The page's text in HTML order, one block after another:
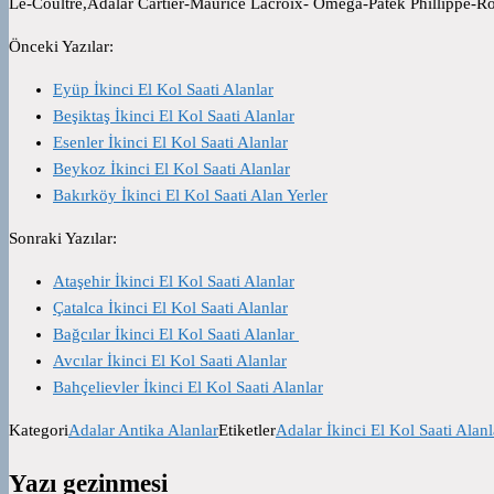
Önceki Yazılar:
Eyüp İkinci El Kol Saati Alanlar
Beşiktaş İkinci El Kol Saati Alanlar
Esenler İkinci El Kol Saati Alanlar
Beykoz İkinci El Kol Saati Alanlar
Bakırköy İkinci El Kol Saati Alan Yerler
Sonraki Yazılar:
Ataşehir İkinci El Kol Saati Alanlar
Çatalca İkinci El Kol Saati Alanlar
Bağcılar İkinci El Kol Saati Alanlar
Avcılar İkinci El Kol Saati Alanlar
Bahçelievler İkinci El Kol Saati Alanlar
KategoriAdalar Antika AlanlarEtiketlerAdalar İkinci El Kol Saati
Yazı gezinmesi